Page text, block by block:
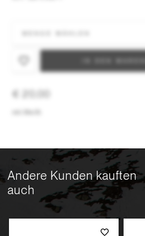
€ 20,00
Andere Kunden kauften
auch